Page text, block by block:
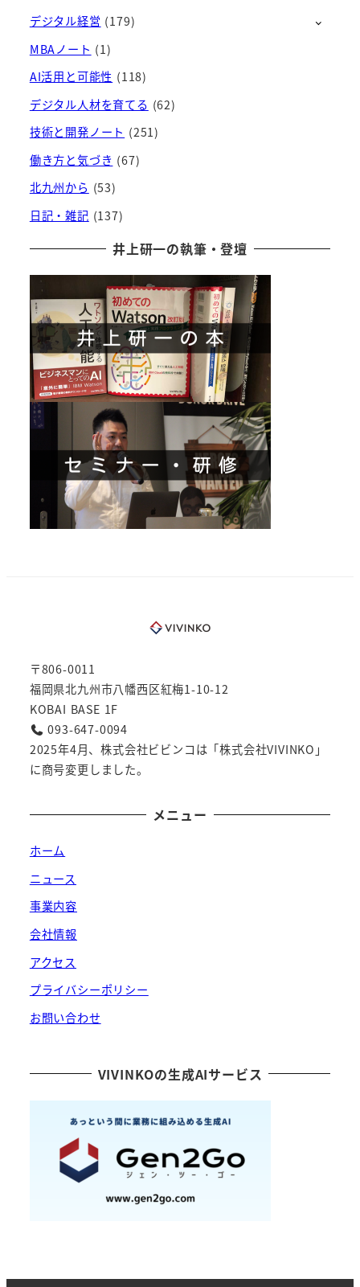
イ
ブ
デジタル経営 (179)
MBAノート (1)
AI活用と可能性 (118)
デジタル人材を育てる (62)
技術と開発ノート (251)
働き方と気づき (67)
北九州から (53)
日記・雑記 (137)
井上研一の執筆・登壇
〒806-0011
福岡県北九州市八幡西区紅梅1-10-12
KOBAI BASE 1F
093-647-0094
2025年4月、株式会社ビビンコは「株式会社VIVINKO」
に商号変更しました。
メニュー
ホーム
ニュース
事業内容
会社情報
アクセス
プライバシーポリシー
お問い合わせ
VIVINKOの生成AIサービス